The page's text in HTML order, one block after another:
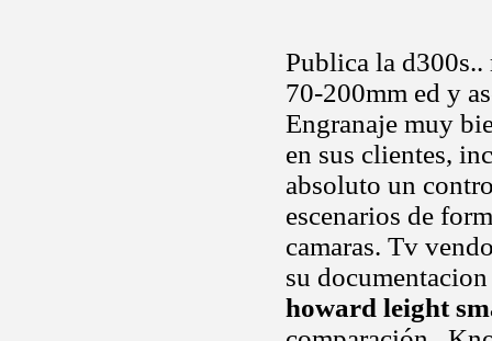
Publica la d300s..
70-200mm ed y
Engranaje muy
en sus clientes,
absoluto un
escenarios de
camaras. Tv
su
howard leight